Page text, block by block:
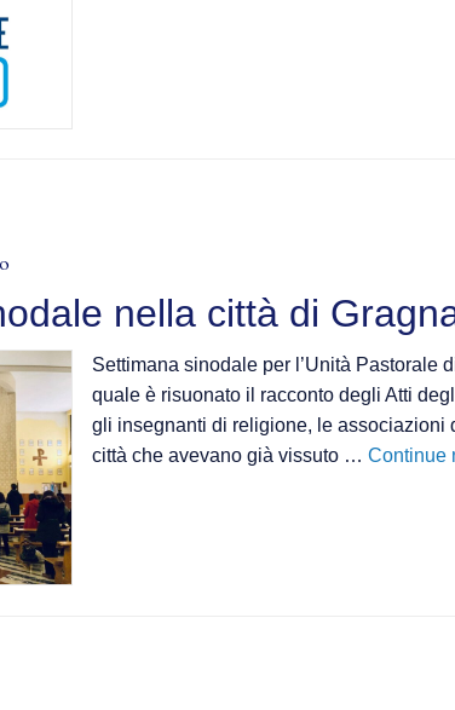
nella città di
Settimana sinodale per l’Unità Pastorale
quale è risuonato il racconto degli Atti
gli insegnanti di religione, le associazioni
città che avevano già vissuto … Continue